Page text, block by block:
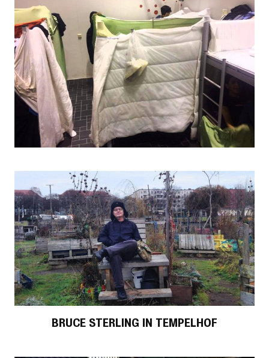
BRUCE STERLING IN TEMPELHOF